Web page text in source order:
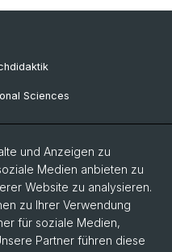
Sciences
und Anzeigen zu
Medien anbieten zu
Website zu analysieren.
zu Ihrer Verwendung
für soziale Medien,
Partner führen diese